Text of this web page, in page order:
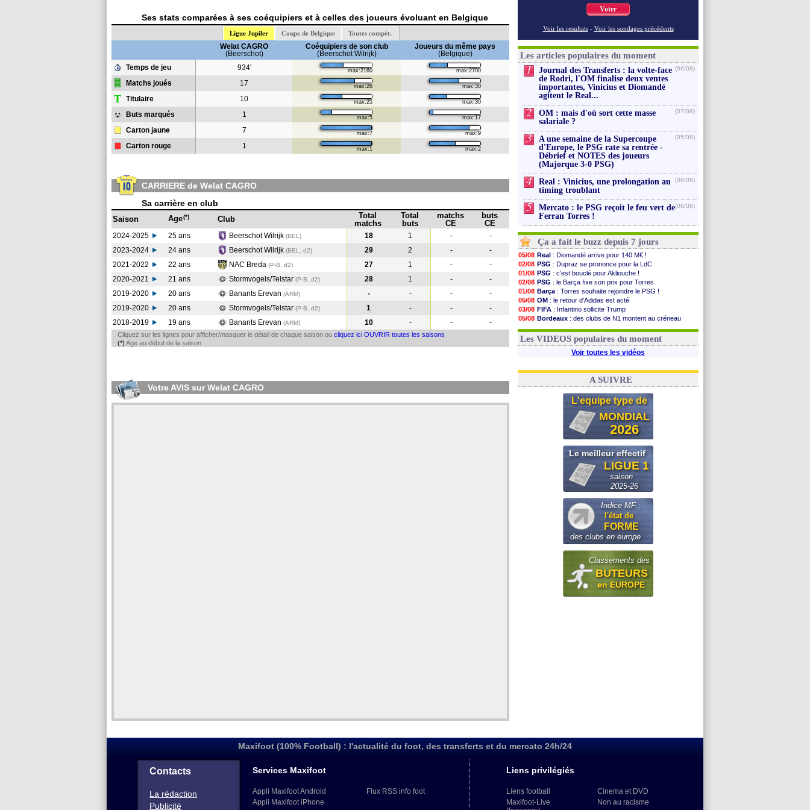
Ses stats comparées à ses coéquipiers et à celles des joueurs évoluant en Belgique
Ligue Jupiler Coupe de Belgique Toutes compét.
Welat CAGRO
(Beerschot)
Coéquipiers de son club
(Beerschot Wilrijk)
Joueurs du même pays
(Belgique)
Temps de jeu
934' max:2160 max:2700
Matchs joués 17 max:26 max:30
T Titulaire 10 max:25 max:30
Buts marqués 1 max:5 max:17
Carton jaune 7 max:7 max:9
Carton rouge 1 max:1 max:2
CARRIERE de Welat CAGRO
Sa carrière en club
Saison Age(*) Club
Total
matchs
Total
buts
matchs
CE
buts
CE
2024-2025 25 ans Beerschot Wilrijk (BEL) 18 1 -
-
2023-2024
24 ans Beerschot Wilrijk (BEL, d2) 29 2 -
-
2021-2022
22 ans NAC Breda (P-B, d2) 27 1 -
-
2020-2021
21 ans Stormvogels/Telstar (P-B, d2) 28 1 -
-
2019-2020
20 ans Banants Erevan (ARM) - - -
-
2019-2020
20 ans Stormvogels/Telstar (P-B, d2) 1 - -
-
2018-2019
19 ans Banants Erevan (ARM) 10 - - -
Cliquez sur les lignes pour afficher/masquer le détail de chaque saison ou cliquez ici OUVRIR toutes les saisons
(*) Age au début de la saison
Votre AVIS sur Welat CAGRO
Voter
Voir les resultats - Voir les sondages précédents
Les articles populaires du moment
1
Journal des Transferts : la volte-face
de Rodri, l'OM finalise deux ventes
importantes, Vinicius et Diomandé
agitent le Real...
(06/08)
2
OM : mais d'où sort cette masse
salariale ?
(07/08)
3
A une semaine de la Supercoupe
d'Europe, le PSG rate sa rentrée -
Débrief et NOTES des joueurs
(Majorque 3-0 PSG)
(05/08)
4
Real : Vinicius, une prolongation au
timing troublant
(06/08)
5
Mercato : le PSG reçoit le feu vert de
Ferran Torres !
(06/08)
Ça a fait le buzz depuis 7 jours
05/08 Real : Diomandé arrive pour 140 M€ !
02/08 PSG : Dupraz se prononce pour la LdC
01/08 PSG : c'est bouclé pour Akliouche !
02/08 PSG : le Barça fixe son prix pour Torres
01/08 Barça : Torres souhaite rejoindre le PSG !
05/08 OM : le retour d'Adidas est acté
03/08 FIFA : Infantino sollicite Trump
05/08 Bordeaux : des clubs de N1 montent au créneau
03/08 Real: le démenti de Leipzig pour Diomandé
Les VIDEOS populaires du moment
Voir toutes les vidéos
A SUIVRE
L'equipe type de
MONDIAL
2026
Le meilleur effectif
LIGUE 1
saison
2025-26
Indice MF :
l'état de
FORME
des clubs en europe
Classements des
BUTEURS
en EUROPE
Maxifoot (100% Football) : l'actualité du foot, des transferts et du mercato 24h/24
Contacts
La rédaction
Publicité
Services Maxifoot
Appli Maxifoot Android
Appli Maxifoot iPhone
Flux RSS info foot
Liens privilégiés
Liens football
Maxifoot-Live
Cinema et DVD
Non au racisme